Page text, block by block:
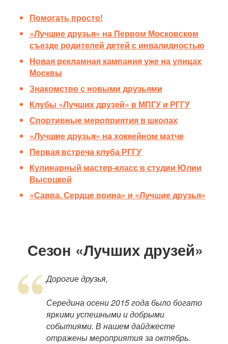
Помогать просто!
«Лучшие друзья» на Первом Московском
съезде родителей детей с инвалидностью
Новая рекламная кампания уже на улицах
Москвы
Знакомство с новыми друзьями
Клубы «Лучших друзей» в МПГУ и РГГУ
Спортивные мероприятия в школах
«Лучшие друзья» на хоккейном матче
Первая встреча клуба РГГУ
Кулинарный мастер-класс в студии Юлии
Высоцкой
«Савва. Сердце воина» и «Лучшие друзья»
Сезон «Лучших друзей»
Дорогие друзья,
Середина осени 2015 года было богато
яркими успешными и добрыми
событиями. В нашем дайджесте
отражены мероприятия за октябрь.